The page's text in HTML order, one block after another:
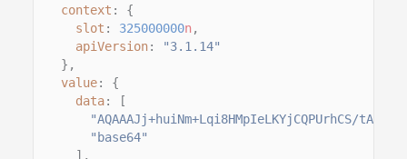
context : {
slot : 325000000n,
apiVersion:
"3.1.14"
},
value: {
data: [
"AQAAAJj+huiNm+Lqi8HMpIeLKYjCQPUrhCS/
"base64"
],